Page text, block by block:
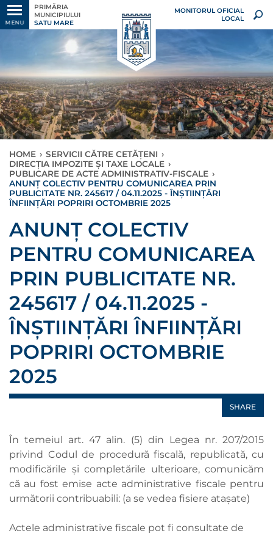
MENU
PRIMĂRIA
MUNICIPIULUI
SATU MARE
MONITORUL OFICIAL
LOCAL
HOME › SERVICII CĂTRE CETĂȚENI ›
DIRECȚIA IMPOZITE ȘI TAXE LOCALE ›
PUBLICARE DE ACTE ADMINISTRATIV-FISCALE ›
ANUNȚ COLECTIV PENTRU COMUNICAREA PRIN
PUBLICITATE NR. 245617 / 04.11.2025 - ÎNȘTIINȚĂRI
ÎNFIINȚĂRI POPRIRI OCTOMBRIE 2025
ANUNȚ COLECTIV
PENTRU COMUNICAREA
PRIN PUBLICITATE NR.
245617 / 04.11.2025 -
ÎNȘTIINȚĂRI ÎNFIINȚĂRI
POPRIRI OCTOMBRIE
2025
SHARE
În temeiul art. 47 alin. (5) din Legea nr. 207/2015
privind Codul de procedură fiscală, republicată, cu
modificările şi completările ulterioare, comunicăm
că au fost emise acte administrative fiscale pentru
următorii contribuabili: (a se vedea fisiere ataşate)
Actele administrative fiscale pot fi consultate de